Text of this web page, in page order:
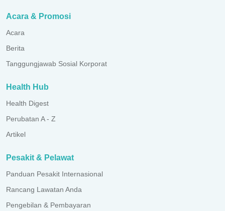
Acara & Promosi
Acara
Berita
Tanggungjawab Sosial Korporat
Health Hub
Health Digest
Perubatan A - Z
Artikel
Pesakit & Pelawat
Panduan Pesakit Internasional
Rancang Lawatan Anda
Pengebilan & Pembayaran